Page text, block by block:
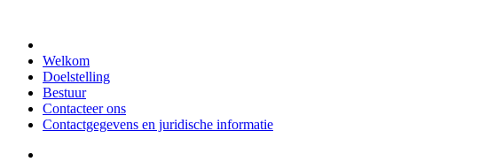
Welkom
Doelstelling
Bestuur
Contacteer ons
Contactgegevens en juridische informatie